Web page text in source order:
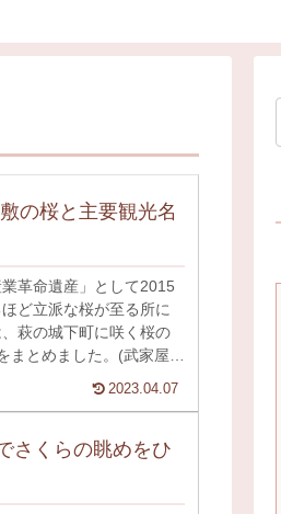
の桜と主要観光名
革命遺産」として2015
ど立派な桜が至る所に
萩の城下町に咲く桜の
とめました。(武家屋敷
2023.04.07
さくらの眺めをひ